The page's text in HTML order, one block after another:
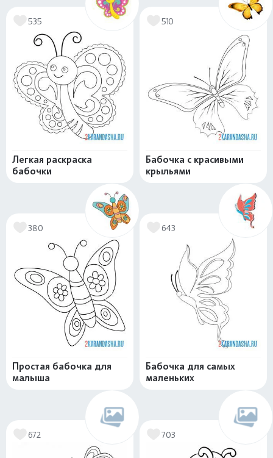
535
Легкая раскраска
бабочки
510
Бабочка с красивыми
крыльями
380
Простая бабочка для
малыша
643
Бабочка для самых
маленьких
672 703